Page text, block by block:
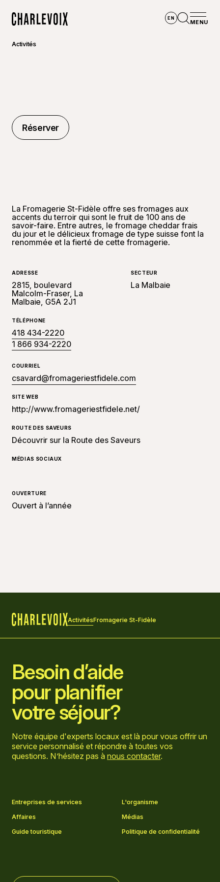
EN
MENU
Activités
Réserver
Réserver
La Fromagerie St-Fidèle offre ses fromages aux
accents du terroir qui sont le fruit de 100 ans de
savoir-faire. Entre autres, le fromage cheddar frais
du jour et le délicieux fromage de type suisse font la
renommée et la fierté de cette fromagerie.
ADRESSE
2815, boulevard
Malcolm-Fraser, La
Malbaie, G5A 2J1
SECTEUR
La Malbaie
TÉLÉPHONE
418 434-2220
1 866 934-2220
COURRIEL
csavard@fromageriestfidele.com
SITE WEB
http://www.fromageriestfidele.net/
ROUTE DES SAVEURS
Découvrir sur la Route des Saveurs
MÉDIAS SOCIAUX
OUVERTURE
Ouvert à l’année
ActivitésFromagerie St-Fidèle
Besoin d’aide
pour planifier
votre séjour?
Notre équipe d'experts locaux est là pour vous offrir un
service personnalisé et répondre à toutes vos
questions. N’hésitez pas à nous contacter.
Entreprises de services
L'organisme
Affaires
Médias
Guide touristique
Politique de confidentialité